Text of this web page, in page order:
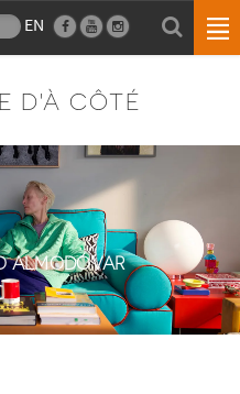
EN
D'À CÔTÉ
ALMODÓVAR